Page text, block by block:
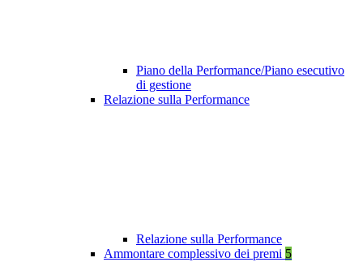
Piano della Performance/Piano esecutivo
di gestione
Relazione sulla Performance
Relazione sulla Performance
Ammontare complessivo dei premi 5